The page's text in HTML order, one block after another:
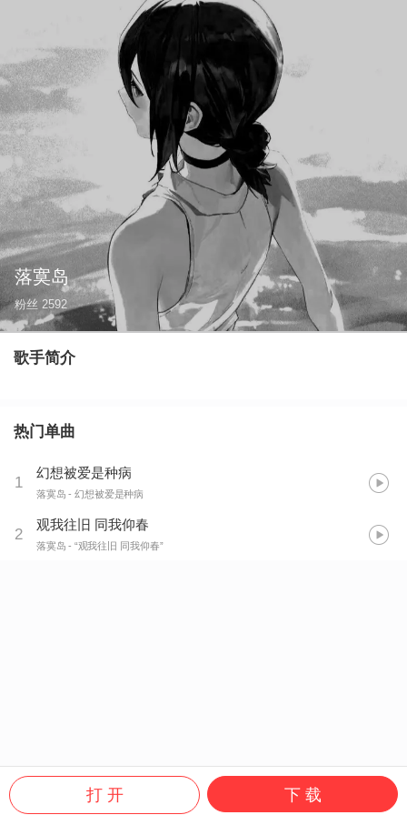
落寞岛
粉丝 2592
歌手简介
热门单曲
1
幻想被爱是种病
落寞岛 - 幻想被爱是种病
2
观我往旧 同我仰春
落寞岛 - “观我往旧 同我仰春”
打 开 下 载